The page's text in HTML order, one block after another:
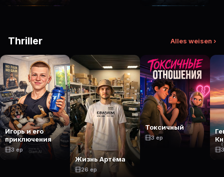
Thriller Alles weisen ›
Игорь и его
приключения
3 ep
Жизнь Артёма
26 ep
Токсичный
3 ep